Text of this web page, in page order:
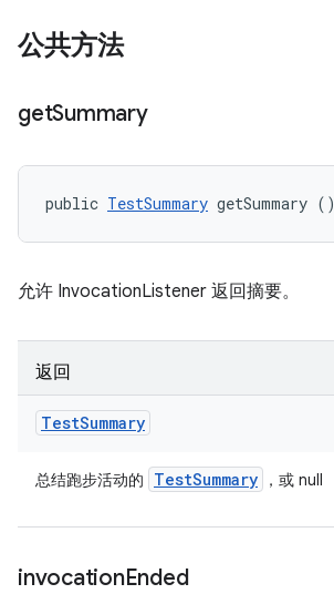
公共方法
getSummary
public TestSummary getSummary ()
允许 InvocationListener 返回摘要。
返回
TestSummary
总结跑步活动的 TestSummary ，或 null
invocationEnded